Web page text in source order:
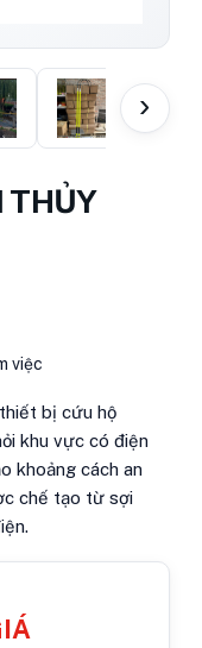
›
THỦY
việc
bị cứu hộ
khu vực có điện
khoảng cách an
chế tạo từ sợi